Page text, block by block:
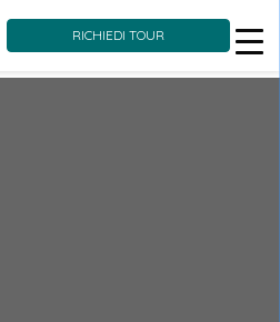
RICHIEDI TOUR